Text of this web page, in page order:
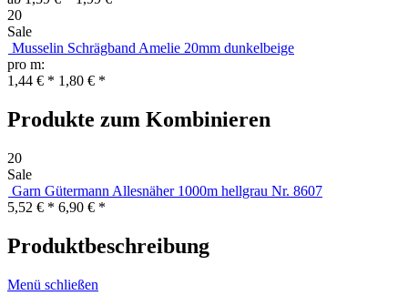
20
Sale
Musselin Schrägband Amelie 20mm dunkelbeige
pro m:
1,44 € * 1,80 € *
Produkte zum Kombinieren
20
Sale
Garn Gütermann Allesnäher 1000m hellgrau Nr. 8607
5,52 € * 6,90 € *
Produktbeschreibung
Menü schließen